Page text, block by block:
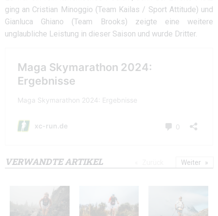
ging an Cristian Minoggio (Team Kailas / Sport Attitude) und
Gianluca Ghiano (Team Brooks) zeigte eine weitere
unglaubliche Leistung in dieser Saison und wurde Dritter.
VERWANDTE ARTIKEL Weiter